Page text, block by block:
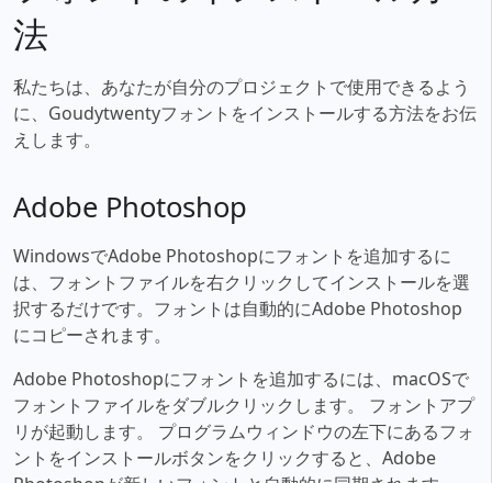
法
私たちは、あなたが自分のプロジェクトで使用できるよう
に、Goudytwentyフォントをインストールする方法をお伝
えします。
Adobe Photoshop
WindowsでAdobe Photoshopにフォントを追加するに
は、フォントファイルを右クリックしてインストールを選
択するだけです。フォントは自動的にAdobe Photoshop
にコピーされます。
Adobe Photoshopにフォントを追加するには、macOSで
フォントファイルをダブルクリックします。 フォントアプ
リが起動します。 プログラムウィンドウの左下にあるフォ
ントをインストールボタンをクリックすると、Adobe